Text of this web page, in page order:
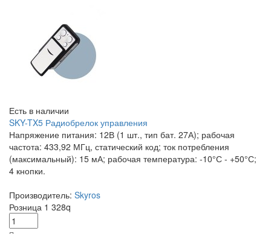
Есть в наличии
SKY-TX5 Радиобрелок управления
Напряжение питания: 12В (1 шт., тип бат. 27А); рабочая
частота: 433,92 МГц, статический код; ток потребления
(максимальный): 15 мА; рабочая температура: -10°С - +50°С;
4 кнопки.
Производитель: Skyros
Розница 1 328q